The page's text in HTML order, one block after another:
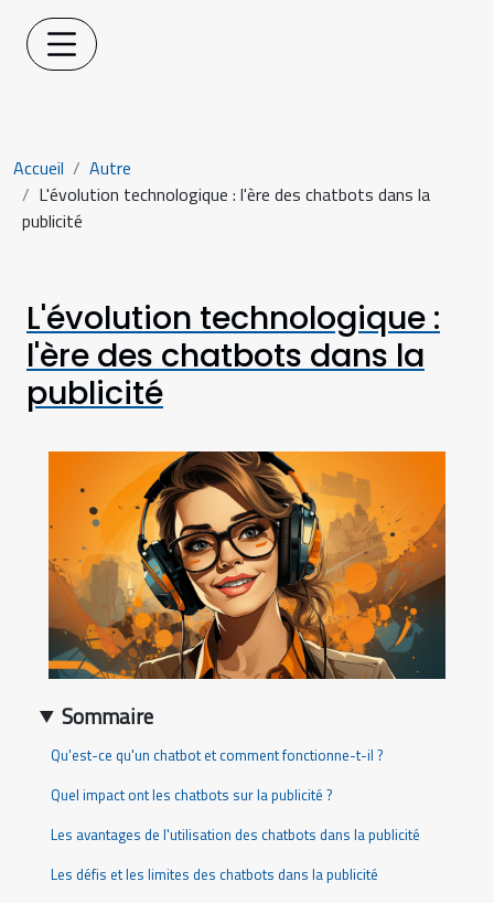
Accueil
Autre
L'évolution technologique : l'ère des chatbots dans la
publicité
L'évolution technologique :
l'ère des chatbots dans la
publicité
Sommaire
Qu'est-ce qu'un chatbot et comment fonctionne-t-il ?
Quel impact ont les chatbots sur la publicité ?
Les avantages de l'utilisation des chatbots dans la publicité
Les défis et les limites des chatbots dans la publicité